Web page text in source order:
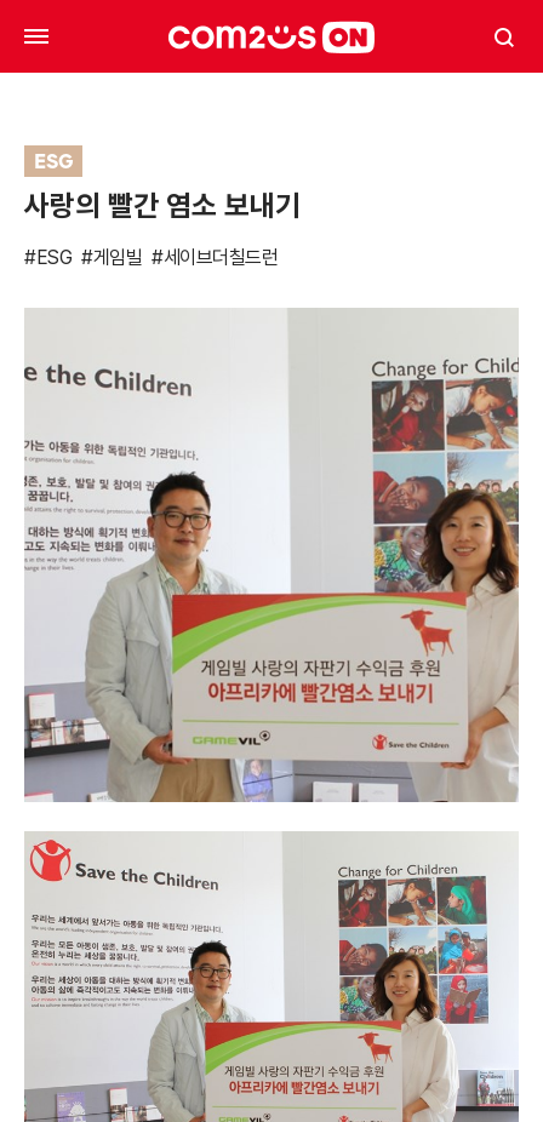
ESG
사랑의 빨간 염소 보내기
#ESG #게임빌 #세이브더칠드런